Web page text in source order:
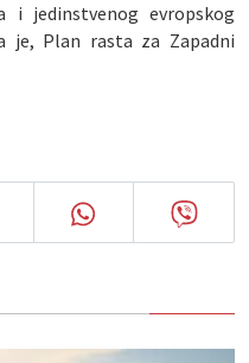
i jedinstvenog evropskog
Plan rasta za Zapadni